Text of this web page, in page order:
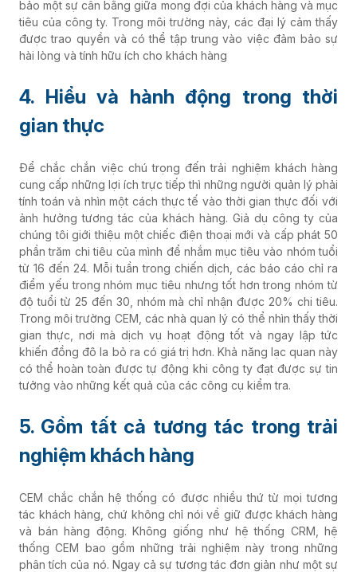
bảo một sự cân bằng giữa mong đợi của khách hàng và mục
tiêu của công ty. Trong môi trường này, các đại lý cảm thấy
được trao quyền và có thể tập trung vào việc đảm bảo sự
hài lòng và tính hữu ích cho khách hàng
4. Hiểu và hành động trong thời
gian thực
Để chắc chắn việc chú trọng đến trải nghiệm khách hàng
cung cấp những lợi ích trực tiếp thì những người quản lý phải
tính toán và nhìn một cách thực tế vào thời gian thực đối với
ảnh hưởng tương tác của khách hàng. Giả dụ công ty của
chúng tôi giới thiệu một chiếc điện thoại mới và cấp phát 50
phần trăm chi tiêu của mình để nhắm mục tiêu vào nhóm tuổi
từ 16 đến 24. Mỗi tuần trong chiến dịch, các báo cáo chỉ ra
điểm yếu trong nhóm mục tiêu nhưng tốt hơn trong nhóm từ
độ tuổi từ 25 đến 30, nhóm mà chỉ nhận được 20% chi tiêu.
Trong môi trường CEM, các nhà quan lý có thể nhìn thấy thời
gian thực, nơi mà dịch vụ hoạt động tốt và ngay lập tức
khiến đồng đô la bỏ ra có giá trị hơn. Khả năng lạc quan này
có thể hoàn toàn được tự động khi công ty đạt được sự tin
tưởng vào những kết quả của các công cụ kiểm tra.
5. Gồm tất cả tương tác trong trải
nghiệm khách hàng
CEM chắc chắn hệ thống có được nhiều thứ từ mọi tương
tác khách hàng, chứ không chỉ nói về giữ được khách hàng
và bán hàng động. Không giống như hệ thống CRM, hệ
thống CEM bao gồm những trải nghiệm này trong những
phân tích của nó. Ngay cả sự tương tác đơn giản như một sự